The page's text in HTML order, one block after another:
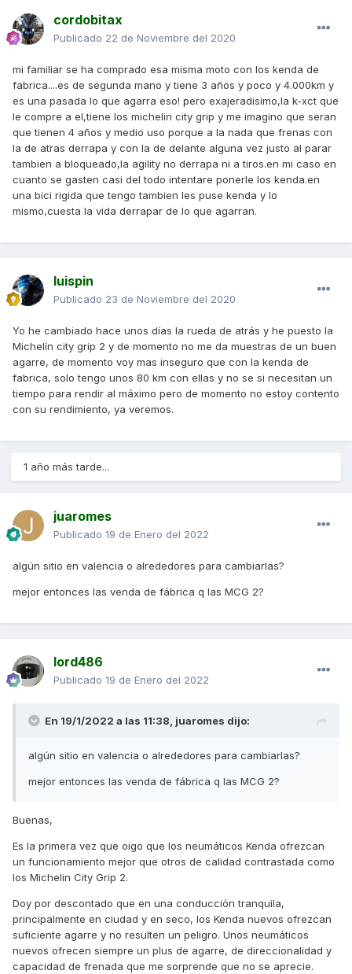
cordobitax
Publicado 22 de Noviembre del 2020
mi familiar se ha comprado esa misma moto con los kenda de
fabrica....es de segunda mano y tiene 3 años y poco y 4.000km y
es una pasada lo que agarra eso! pero exajeradisimo,la k-xct que
le compre a el,tiene los michelin city grip y me imagino que seran
que tienen 4 años y medio uso porque a la nada que frenas con
la de atras derrapa y con la de delante alguna vez justo al parar
tambien a bloqueado,la agility no derrapa ni a tiros.en mi caso en
cuanto se gasten casi del todo intentare ponerle los kenda.en
una bici rigida que tengo tambien les puse kenda y lo
mismo,cuesta la vida derrapar de lo que agarran.
luispin
Publicado 23 de Noviembre del 2020
Yo he cambiado hace unos días la rueda de atrás y he puesto la
Michelín city grip 2 y de momento no me da muestras de un buen
agarre, de momento voy mas inseguro que con la kenda de
fabrica, solo tengo unos 80 km con ellas y no se si necesitan un
tiempo para rendir al máximo pero de momento no estoy contento
con su rendimiento, ya veremos.
1 año más tarde...
juaromes
Publicado 19 de Enero del 2022
algún sitio en valencia o alrededores para cambiarlas?
mejor entonces las venda de fábrica q las MCG 2?
lord486
Publicado 19 de Enero del 2022
En 19/1/2022 a las 11:38, juaromes dijo:
algún sitio en valencia o alrededores para cambiarlas?
mejor entonces las venda de fábrica q las MCG 2?
Buenas,
Es la primera vez que oigo que los neumáticos Kenda ofrezcan
un funcionamiento mejor que otros de calidad contrastada como
los Michelin City Grip 2.
Doy por descontado que en una conducción tranquila,
principalmente en ciudad y en seco, los Kenda nuevos ofrezcan
suficiente agarre y no resulten un peligro. Unos neumáticos
nuevos ofrecen siempre un plus de agarre, de direccionalidad y
capacidad de frenada que me sorprende que no se aprecie.